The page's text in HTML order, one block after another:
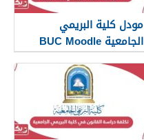
مودل كلية البريمي
الجامعية BUC Moodle